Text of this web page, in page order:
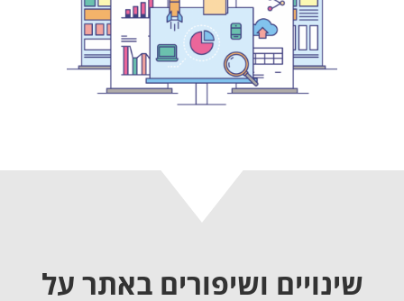
שינויים ושיפורים באתר על